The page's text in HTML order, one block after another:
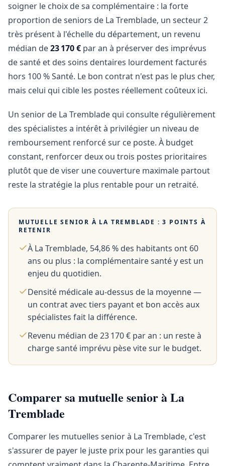
soigner le choix de sa complémentaire : la forte
proportion de seniors de La Tremblade, un secteur 2
très présent à l'échelle du département, un revenu
médian de23 170 € par an à préserver des imprévus
de santé et des soins dentaires lourdement facturés
hors 100 % Santé. Le bon contrat n'est pas le plus cher,
mais celui qui cible les postes réellement coûteux ici.
Un senior de La Tremblade qui consulte régulièrement
des spécialistes a intérêt à privilégier un niveau de
remboursement renforcé sur ce poste. À budget
constant, renforcer deux ou trois postes prioritaires
plutôt que de viser une couverture maximale partout
reste la stratégie la plus rentable pour un retraité.
MUTUELLE SENIOR À LA TREMBLADE : 3 POINTS À
RETENIR
À La Tremblade, 54,86 % des habitants ont 60
ans ou plus : la complémentaire santé y est un
enjeu du quotidien.
Densité médicale au-dessus de la moyenne —
un contrat avec tiers payant et bon accès aux
spécialistes fait la différence.
Revenu médian de 23 170 € par an : un reste à
charge santé imprévu pèse vite sur le budget.
Comparer sa mutuelle senior à La
Tremblade
Comparer les mutuelles senior à La Tremblade, c'est
s'assurer de payer le juste prix pour les garanties qui